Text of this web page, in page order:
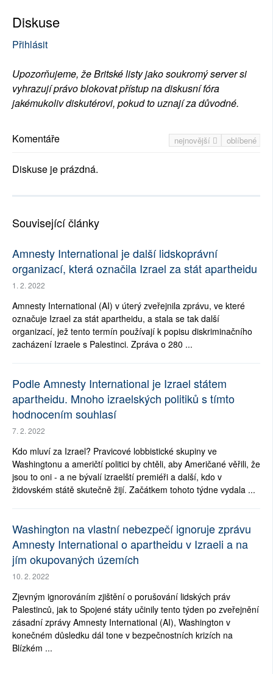
Diskuse
Přihlásit
Upozorňujeme, že Britské listy jako soukromý server si
vyhrazují právo blokovat přístup na diskusní fóra
jakémukoliv diskutérovi, pokud to uznají za důvodné.
nejnovější oblíbené
Komentáře
Diskuse je prázdná.
Související články
Amnesty International je další lidskoprávní
organizací, která označila Izrael za stát apartheidu
1. 2. 2022
Amnesty International (AI) v úterý zveřejnila zprávu, ve které
označuje Izrael za stát apartheidu, a stala se tak další
organizací, jež tento termín používají k popisu diskriminačního
zacházení Izraele s Palestinci. Zpráva o 280 ...
Podle Amnesty International je Izrael státem
apartheidu. Mnoho izraelských politiků s tímto
hodnocením souhlasí
7. 2. 2022
Kdo mluví za Izrael? Pravicové lobbistické skupiny ve
Washingtonu a američtí politici by chtěli, aby Američané věřili, že
jsou to oni - a ne bývalí izraelští premiéři a další, kdo v
židovském státě skutečně žijí. Začátkem tohoto týdne vydala ...
Washington na vlastní nebezpečí ignoruje zprávu
Amnesty International o apartheidu v Izraeli a na
jím okupovaných územích
10. 2. 2022
Zjevným ignorováním zjištění o porušování lidských práv
Palestinců, jak to Spojené státy učinily tento týden po zveřejnění
zásadní zprávy Amnesty International (AI), Washington v
konečném důsledku dál tone v bezpečnostních krizích na
Blízkém ...